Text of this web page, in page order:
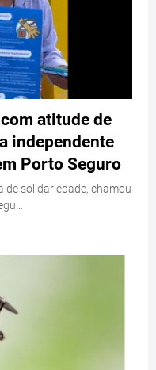
atitude de
independente
Porto Seguro
de solidariedade, chamou